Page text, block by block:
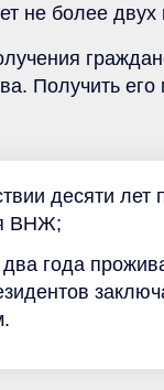
не более двух
Получить
десяти лет
ВНЖ;
года